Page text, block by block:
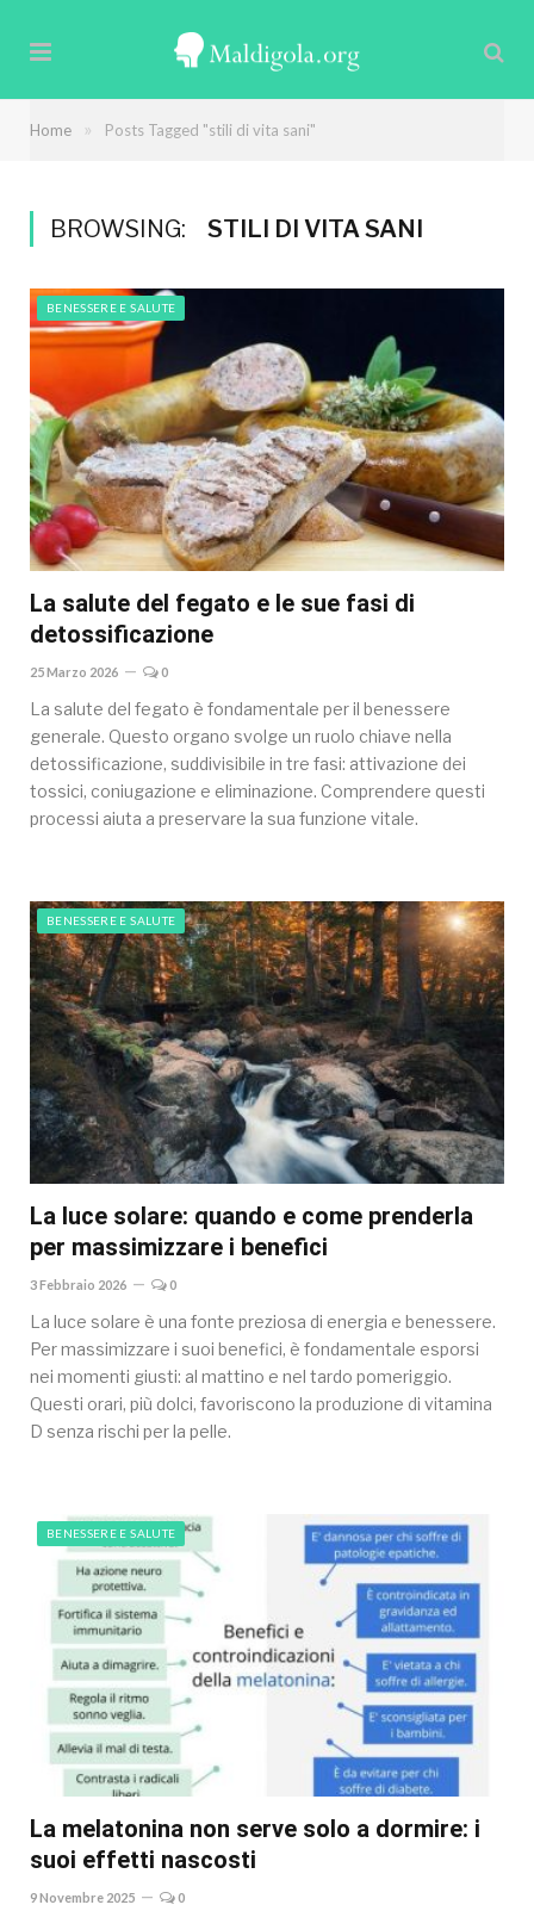
Home » Posts Tagged "stili di vita sani"
BROWSING: STILI DI VITA SANI
BENESSERE E SALUTE
La salute del fegato e le sue fasi di
detossificazione
25 Marzo 2026 0
La salute del fegato è fondamentale per il benessere
generale. Questo organo svolge un ruolo chiave nella
detossificazione, suddivisibile in tre fasi: attivazione dei
tossici, coniugazione e eliminazione. Comprendere questi
processi aiuta a preservare la sua funzione vitale.
BENESSERE E SALUTE
La luce solare: quando e come prenderla
per massimizzare i benefici
3 Febbraio 2026 0
La luce solare è una fonte preziosa di energia e benessere.
Per massimizzare i suoi benefici, è fondamentale esporsi
nei momenti giusti: al mattino e nel tardo pomeriggio.
Questi orari, più dolci, favoriscono la produzione di vitamina
D senza rischi per la pelle.
BENESSERE E SALUTE
La melatonina non serve solo a dormire: i
suoi effetti nascosti
9 Novembre 2025 0